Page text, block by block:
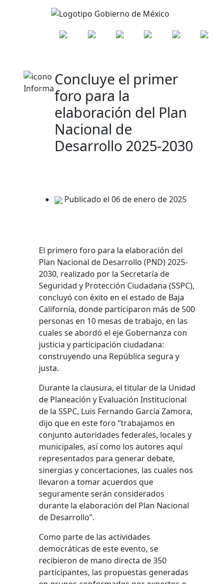
Concluye el primer
foro para la
elaboración del Plan
Nacional de
Desarrollo 2025-2030
Publicado el 06 de enero de 2025
El primero foro para la elaboración del
Plan Nacional de Desarrollo (PND) 2025-
2030, realizado por la Secretaría de
Seguridad y Protección Ciudadana (SSPC),
concluyó con éxito en el estado de Baja
California, donde participaron más de 500
personas en 10 mesas de trabajo, en las
cuales se abordó el eje Gobernanza con
justicia y participación ciudadana:
construyendo una República segura y
justa.
Durante la clausura, el titular de la Unidad
de Planeación y Evaluación Institucional
de la SSPC, Luis Fernando García Zamora,
dijo que en este foro “trabajamos en
conjunto autoridades federales, locales y
municipales, así como los autores aquí
representados para generar debate,
sinergias y concertaciones, las cuales nos
llevaron a tomar acuerdos que
seguramente serán considerados
durante la elaboración del Plan Nacional
de Desarrollo”.
Como parte de las actividades
democráticas de este evento, se
recibieron de mano directa de 350
participantes, las propuestas generadas